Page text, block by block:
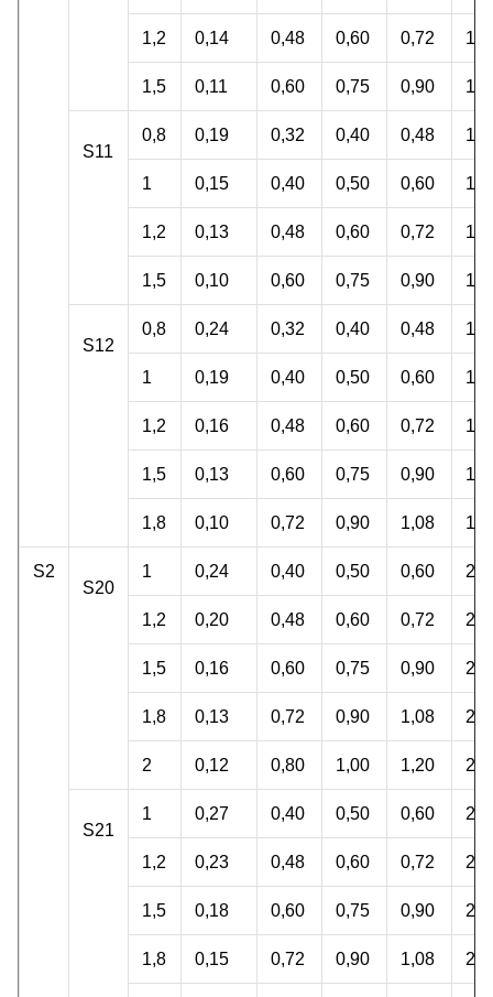
1,2 0,14 0,48 0,60 0,72
1,5 0,11 0,60 0,75 0,90
S11
0,8 0,19 0,32 0,40 0,48
1 0,15 0,40 0,50 0,60
1,2 0,13 0,48 0,60 0,72
1,5 0,10 0,60 0,75 0,90
S12
0,8 0,24 0,32 0,40 0,48
1 0,19 0,40 0,50 0,60
1,2 0,16 0,48 0,60 0,72
1,5 0,13 0,60 0,75 0,90
1,8 0,10 0,72 0,90 1,08
S2
S20
1 0,24 0,40 0,50 0,60
1,2 0,20 0,48 0,60 0,72
1,5 0,16 0,60 0,75 0,90
1,8 0,13 0,72 0,90 1,08
2 0,12 0,80 1,00 1,20
S21
1 0,27 0,40 0,50 0,60
1,2 0,23 0,48 0,60 0,72
1,5 0,18 0,60 0,75 0,90
1,8 0,15 0,72 0,90 1,08